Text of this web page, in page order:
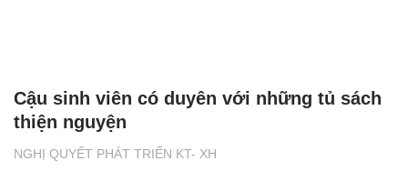
NGHỊ QUYẾT PHÁT TRIỂN KT- XH
Cậu sinh viên có duyên với những tủ sách
thiện nguyện